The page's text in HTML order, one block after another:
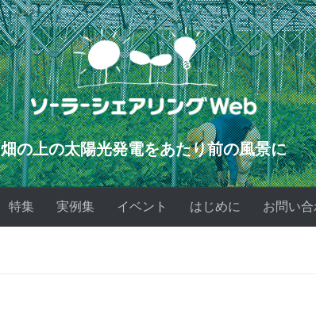
畑の上の太陽光発電をあたり前の風景に
特集 実例集 イベント はじめに お問い